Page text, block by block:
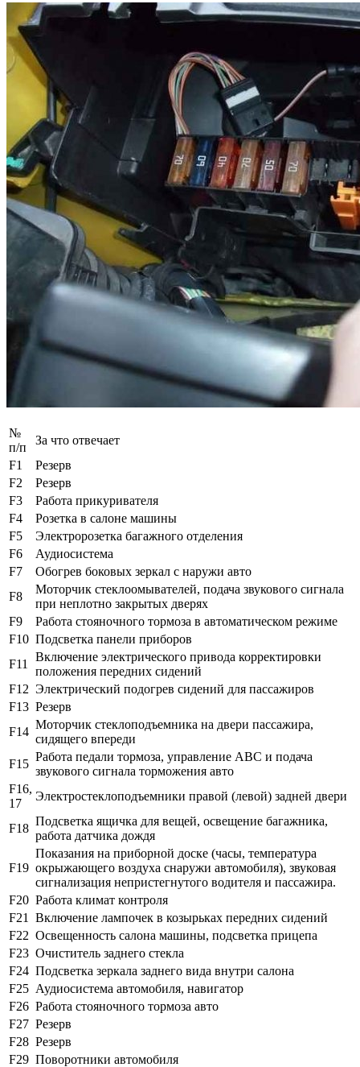
№
п/п
За что отвечает
F1
Резерв
F2
Резерв
F3
Работа прикуривателя
F4
Розетка в салоне машины
F5
Электророзетка багажного отделения
F6
Аудиосистема
F7
Обогрев боковых зеркал с наружи авто
F8
Моторчик стеклоомывателей, подача звукового сигнала
при неплотно закрытых дверях
F9
Работа стояночного тормоза в автоматическом режиме
F10 Подсветка панели приборов
F11
Включение электрического привода корректировки
положения передних сидений
F12 Электрический подогрев сидений для пассажиров
F13 Резерв
F14
Моторчик стеклоподъемника на двери пассажира,
сидящего впереди
F15
Работа педали тормоза, управление АВС и подача
звукового сигнала торможения авто
F16,
17
Электростеклоподъемники правой (левой) задней двери
F18
Подсветка ящичка для вещей, освещение багажника,
работа датчика дождя
F19
Показания на приборной доске (часы, температура
окрыжающего воздуха снаружи автомобиля), звуковая
сигнализация непристегнутого водителя и пассажира.
F20 Работа климат контроля
F21
Включение лампочек в козырьках передних сидений
F22 Освещенность салона машины, подсветка прицепа
F23 Очиститель заднего стекла
F24 Подсветка зеркала заднего вида внутри салона
F25 Аудиосистема автомобиля, навигатор
F26 Работа стояночного тормоза авто
F27 Резерв
F28 Резерв
F29 Поворотники автомобиля